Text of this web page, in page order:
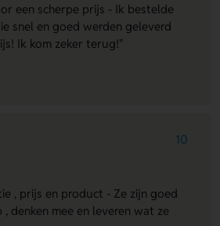
een scherpe prijs - Ik bestelde
snel en goed werden geleverd
Ik kom zeker terug!"
10
, prijs en product - Ze zijn goed
denken mee en leveren wat ze